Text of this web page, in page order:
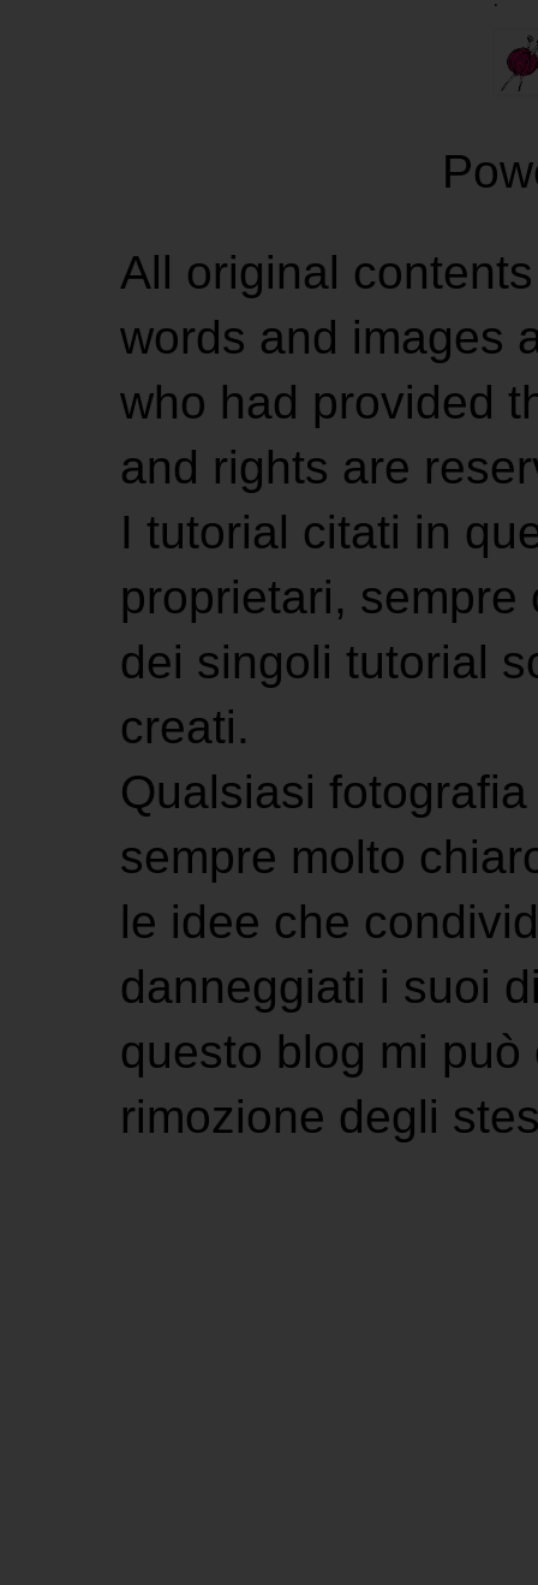
All original
words and images
who had provided
and rights are
I tutorial citati in
proprietari,
dei singoli tutorial
creati.
Qualsiasi
sempre molto
le idee che
danneggiati i suoi
questo blog mi
rimozione degli